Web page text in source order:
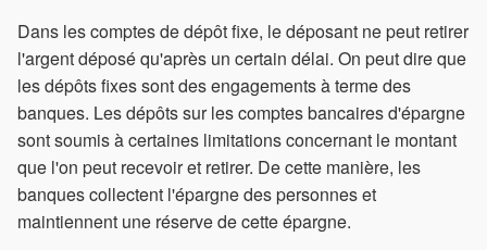
Dans les comptes de dépôt fixe, le déposant ne peut retirer
l'argent déposé qu'après un certain délai. On peut dire que
les dépôts fixes sont des engagements à terme des
banques. Les dépôts sur les comptes bancaires d'épargne
sont soumis à certaines limitations concernant le montant
que l'on peut recevoir et retirer. De cette manière, les
banques collectent l'épargne des personnes et
maintiennent une réserve de cette épargne.